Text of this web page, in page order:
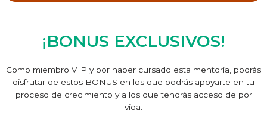
¡BONUS EXCLUSIVOS!
Como miembro VIP y por haber cursado esta mentoría, podrás
disfrutar de estos BONUS en los que podrás apoyarte en tu
proceso de crecimiento y a los que tendrás acceso de por
vida.